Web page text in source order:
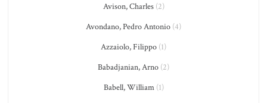
Avison, Charles(2)
Avondano, Pedro Antonio (4)
Azzaiolo, Filippo (1)
Babadjanian, Arno (2)
Babell, William(1)